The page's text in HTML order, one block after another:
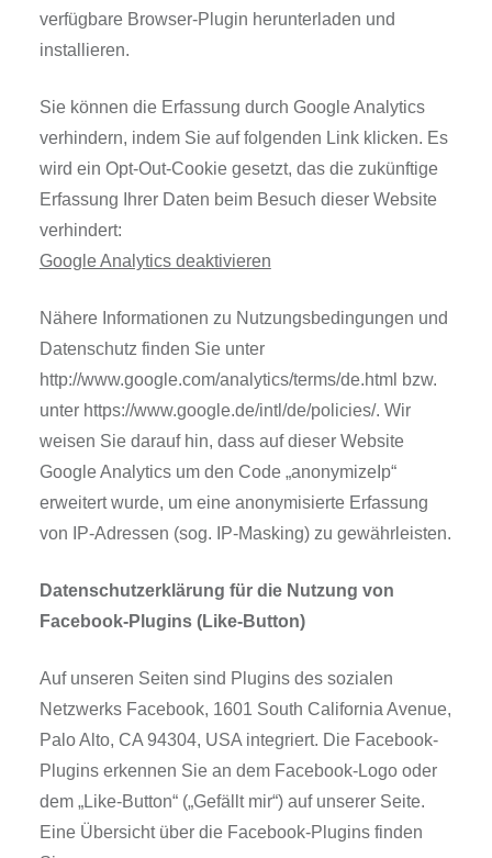
verfügbare Browser-Plugin herunterladen und
installieren.
Sie können die Erfassung durch Google Analytics
verhindern, indem Sie auf folgenden Link klicken. Es
wird ein Opt-Out-Cookie gesetzt, das die zukünftige
Erfassung Ihrer Daten beim Besuch dieser Website
verhindert:
Google Analytics deaktivieren
Nähere Informationen zu Nutzungsbedingungen und
Datenschutz finden Sie unter
http://www.google.com/analytics/terms/de.html bzw.
unter https://www.google.de/intl/de/policies/. Wir
weisen Sie darauf hin, dass auf dieser Website
Google Analytics um den Code „anonymizeIp“
erweitert wurde, um eine anonymisierte Erfassung
von IP-Adressen (sog. IP-Masking) zu gewährleisten.
Datenschutzerklärung für die Nutzung von
Facebook-Plugins (Like-Button)
Auf unseren Seiten sind Plugins des sozialen
Netzwerks Facebook, 1601 South California Avenue,
Palo Alto, CA 94304, USA integriert. Die Facebook-
Plugins erkennen Sie an dem Facebook-Logo oder
dem „Like-Button“ („Gefällt mir“) auf unserer Seite.
Eine Übersicht über die Facebook-Plugins finden